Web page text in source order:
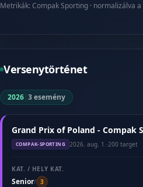
Metrikák: Compak Sporting · normalizálva
Versenytörténet
2026|3 esemény
Grand Prix of Poland - Compak
COMPAK-SPORTING 2026. aug. 1. ·200 target
KAT. / HELY KAT.
Senior/ 3